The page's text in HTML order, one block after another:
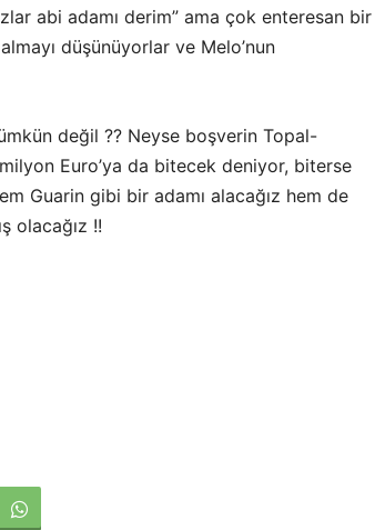
abi adamı derim” ama çok enteresan bir
düşünüyorlar ve Melo’nun
değil ?? Neyse boşverin Topal-
Euro’ya da bitecek deniyor, biterse
Guarin gibi bir adamı alacağız hem de
olacağız !!